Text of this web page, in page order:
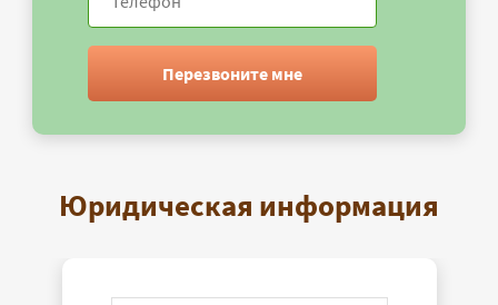
Перезвоните мне
Юридическая информация